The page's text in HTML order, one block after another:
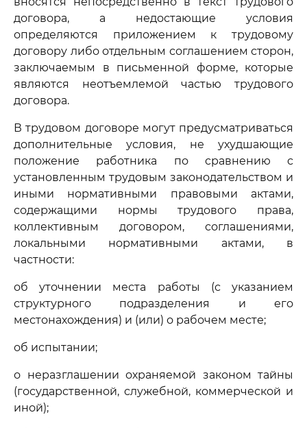
договора, а недостающие условия
определяются приложением к трудовому
договору либо отдельным соглашением сторон,
заключаемым в письменной форме, которые
являются неотъемлемой частью трудового
договора.
В трудовом договоре могут предусматриваться
дополнительные условия, не ухудшающие
положение работника по сравнению с
установленным трудовым законодательством и
иными нормативными правовыми актами,
содержащими нормы трудового права,
коллективным договором, соглашениями,
локальными нормативными актами, в
частности:
об уточнении места работы (с указанием
структурного подразделения и его
местонахождения) и (или) о рабочем месте;
об испытании;
о неразглашении охраняемой законом тайны
(государственной, служебной, коммерческой и
иной);